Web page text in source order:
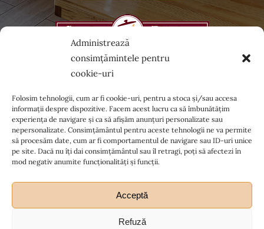
Administrează
consimțămintele pentru
cookie-uri
Folosim tehnologii, cum ar fi cookie-uri, pentru a stoca și/sau accesa
informații despre dispozitive. Facem acest lucru ca să îmbunătățim
experiența de navigare și ca să afișăm anunțuri personalizate sau
nepersonalizate. Consimțământul pentru aceste tehnologii ne va permite
să procesăm date, cum ar fi comportamentul de navigare sau ID-uri unice
pe site. Dacă nu îți dai consimțământul sau îl retragi, poți să afectezi în
mod negativ anumite funcționalități și funcții.
Acceptă
Refuză
© Copyright 2012 - 2026| All Rights Reserved